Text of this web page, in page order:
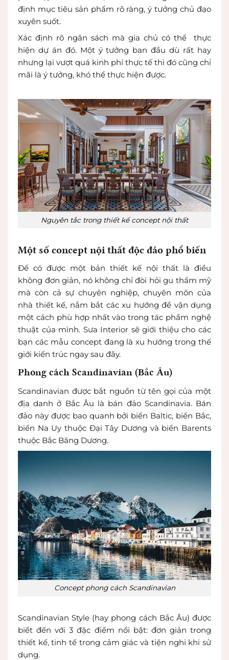
định mục tiêu sản phẩm rõ ràng, ý tưởng chủ đạo
xuyên suốt.
Xác định rõ ngân sách mà gia chủ có thể thực
hiện dự án đó. Một ý tưởng ban đầu dù rất hay
nhưng lại vượt quá kinh phí thực tế thì đó cũng chỉ
mãi là ý tưởng, khó thể thực hiện được.
Nguyên tắc trong thiết kế concept nội thất
Một số concept nội thất độc đáo phổ biến
Để có được một bản thiết kế nội thất là điều
không đơn giản, nó không chỉ đòi hỏi gu thẩm mỹ
mà còn cả sự chuyên nghiệp, chuyên môn của
nhà thiết kế, nắm bắt các xu hướng để vận dụng
một cách phù hợp nhất vào trong tác phẩm nghệ
thuật của mình. Sưa Interior sẽ giới thiệu cho các
bạn các mẫu concept đang là xu hướng trong thế
giới kiến trúc ngay sau đây.
Phong cách Scandinavian (Bắc Âu)
Scandinavian được bắt nguồn từ tên gọi của một
địa danh ở Bắc Âu là bán đảo Scandinavia. Bán
đảo này được bao quanh bởi biển Baltic, biển Bắc,
biển Na Uy thuộc Đại Tây Dương và biển Barents
thuộc Bắc Băng Dương.
Concept phong cách Scandinavian
Scandinavian Style (hay phong cách Bắc Âu) được
biết đến với 3 đặc điểm nổi bật: đơn giản trong
thiết kế, tinh tế trong cảm giác và tiện nghi khi sử
dụng.